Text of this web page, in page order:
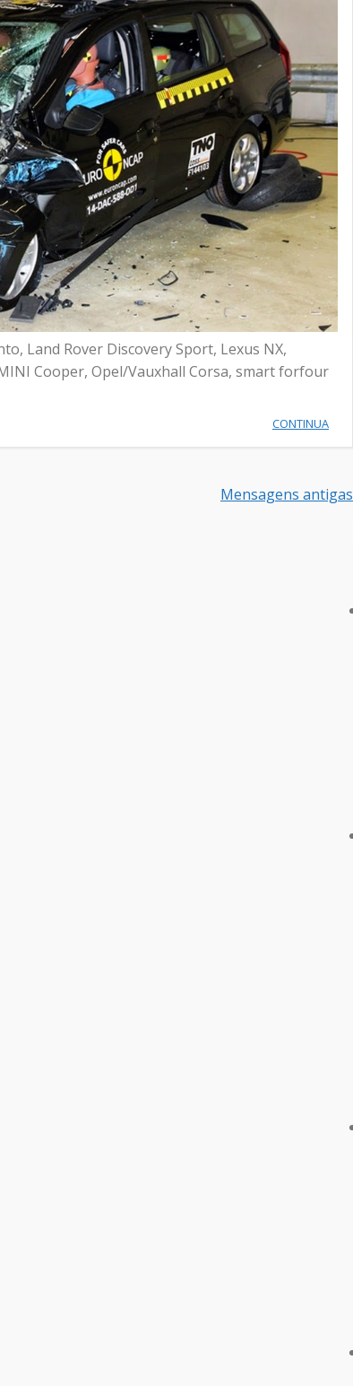
Land Rover Discovery Sport, Lexus NX,
Cooper, Opel/Vauxhall Corsa, smart forfour
CONTINUA
Mensagens antigas